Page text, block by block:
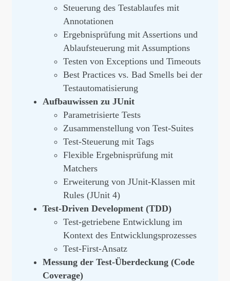
Steuerung des Testablaufes mit
Annotationen
Ergebnisprüfung mit Assertions und
Ablaufsteuerung mit Assumptions
Testen von Exceptions und Timeouts
Best Practices vs. Bad Smells bei der
Testautomatisierung
Aufbauwissen zu JUnit
Parametrisierte Tests
Zusammenstellung von Test-Suites
Test-Steuerung mit Tags
Flexible Ergebnisprüfung mit
Matchers
Erweiterung von JUnit-Klassen mit
Rules (JUnit 4)
Test-Driven Development (TDD)
Test-getriebene Entwicklung im
Kontext des Entwicklungsprozesses
Test-First-Ansatz
Messung der Test-Überdeckung (Code
Coverage)